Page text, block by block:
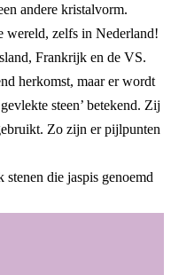
andere kristalvorm.
wereld, zelfs in Nederland!
Frankrijk en de VS.
herkomst, maar er wordt
steen’ betekend. Zij
Zo zijn er pijlpunten
die jaspis genoemd